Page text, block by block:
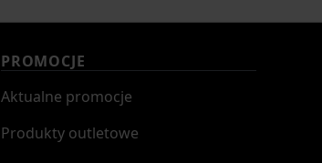
PROMOCJE
Aktualne promocje
Produkty outletowe